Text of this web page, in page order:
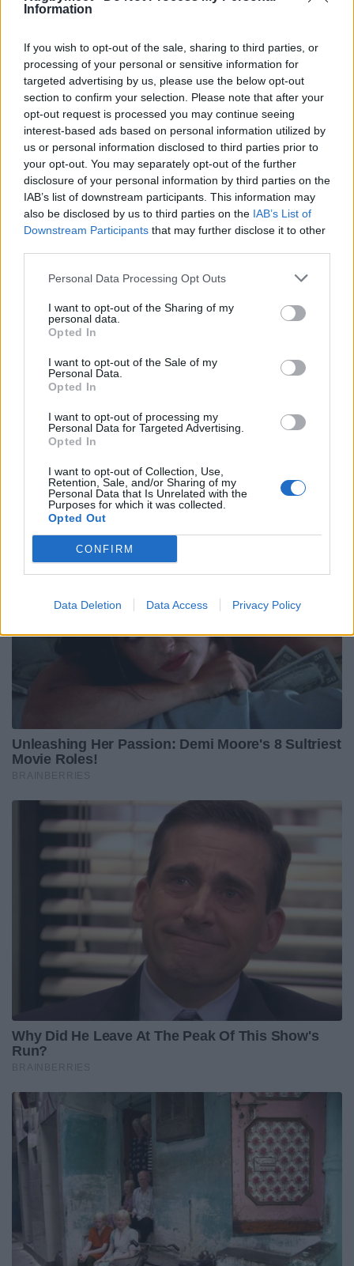
Information
If you wish to opt-out of the sale, sharing to third parties, or
processing of your personal or sensitive information for
targeted advertising by us, please use the below opt-out
section to confirm your selection. Please note that after your
opt-out request is processed you may continue seeing
interest-based ads based on personal information utilized by
us or personal information disclosed to third parties prior to
your opt-out. You may separately opt-out of the further
disclosure of your personal information by third parties on the
IAB’s list of downstream participants. This information may
also be disclosed by us to third parties on the IAB’s List of
Downstream Participants that may further disclose it to other
Personal Data Processing Opt Outs
I want to opt-out of the Sharing of my
personal data.
Opted In
I want to opt-out of the Sale of my
Personal Data.
Opted In
I want to opt-out of processing my
Personal Data for Targeted Advertising.
Opted In
I want to opt-out of Collection, Use,
Retention, Sale, and/or Sharing of my
Personal Data that Is Unrelated with the
Purposes for which it was collected.
Opted Out
CONFIRM
Data Deletion Data Access Privacy Policy